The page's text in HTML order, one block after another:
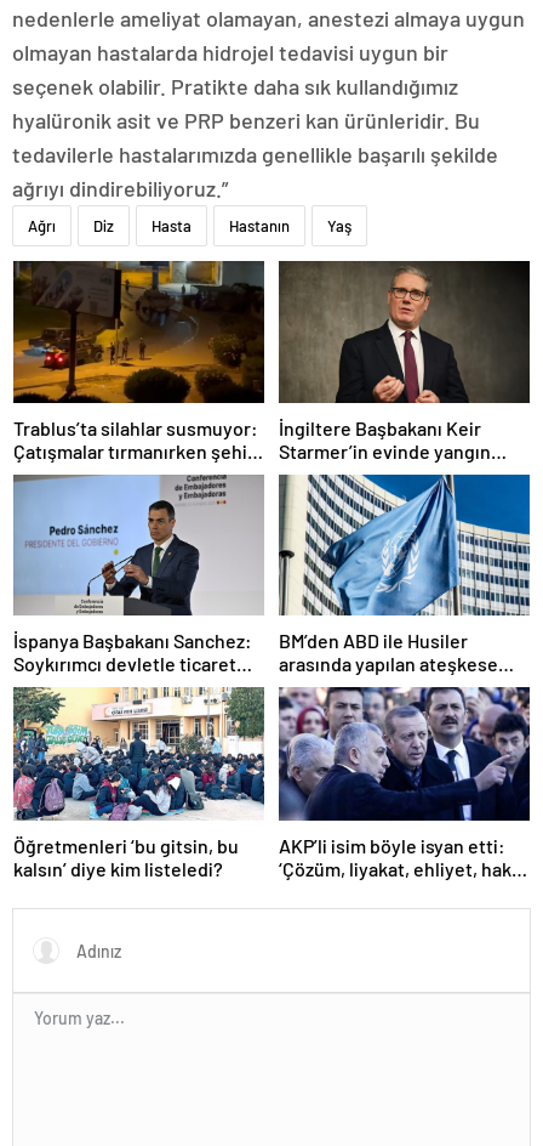
nedenlerle ameliyat olamayan, anestezi almaya uygun
olmayan hastalarda hidrojel tedavisi uygun bir
seçenek olabilir. Pratikte daha sık kullandığımız
hyalüronik asit ve PRP benzeri kan ürünleridir. Bu
tedavilerle hastalarımızda genellikle başarılı şekilde
ağrıyı dindirebiliyoruz.”
Ağrı Diz Hasta Hastanın Yaş
Trablus’ta silahlar susmuyor:
Çatışmalar tırmanırken şehir
alarmda
İngiltere Başbakanı Keir
Starmer’in evinde yangın
çıktı
İspanya Başbakanı Sanchez:
Soykırımcı devletle ticaret
yapmayız
BM’den ABD ile Husiler
arasında yapılan ateşkese
ilişkin değerlendirme
Öğretmenleri ‘bu gitsin, bu
kalsın’ diye kim listeledi?
AKP’li isim böyle isyan etti:
‘Çözüm, liyakat, ehliyet, hak,